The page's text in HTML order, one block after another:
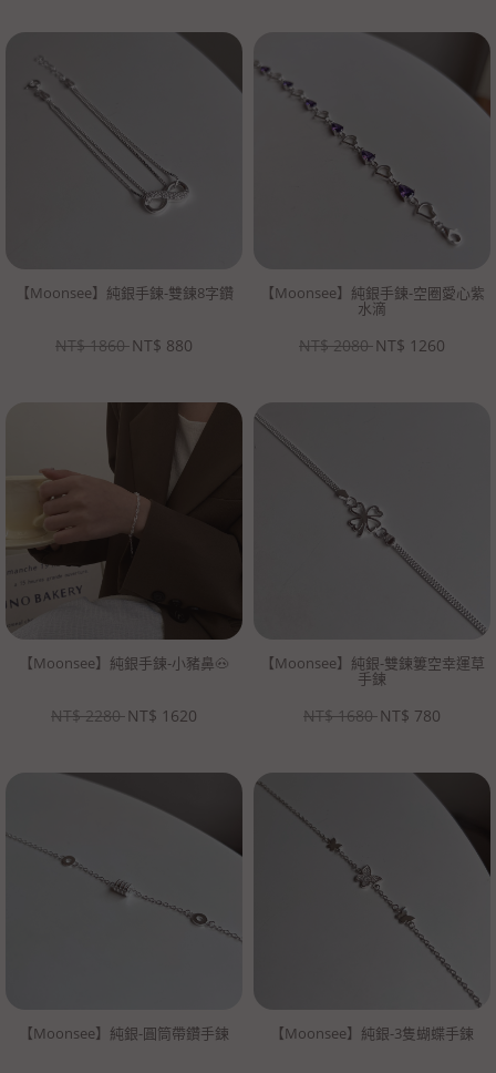
【Moonsee】純銀手鍊-雙鍊8字鑽
NT$ 1860 NT$ 880
【Moonsee】純銀手鍊-空圈愛心紫
水滴
NT$ 2080 NT$ 1260
【Moonsee】純銀手鍊-小豬鼻🐽
NT$ 2280 NT$ 1620
【Moonsee】純銀-雙鍊簍空幸運草
手鍊
NT$ 1680 NT$ 780
【Moonsee】純銀-圓筒帶鑽手鍊 【Moonsee】純銀-3隻蝴蝶手鍊